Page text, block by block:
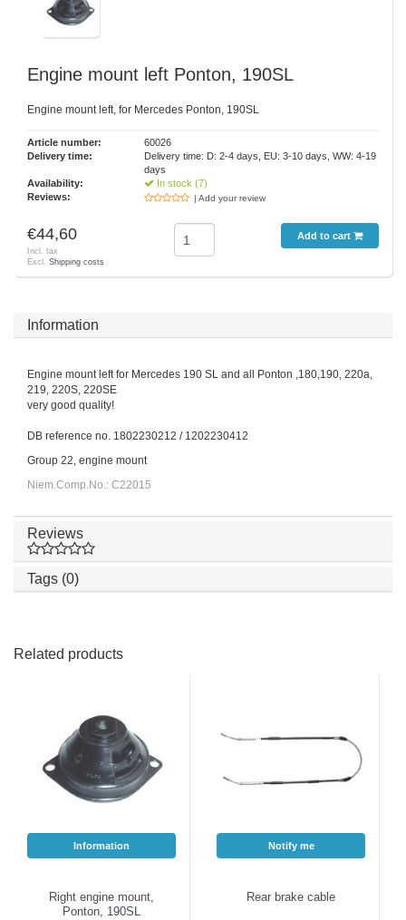
Engine mount left Ponton, 190SL
Engine mount left, for Mercedes Ponton, 190SL
Article number:
60026
Delivery time:
Delivery time: D: 2-4 days, EU: 3-10 days, WW: 4-19
days
Availability:
In stock (7)
Reviews:
| Add your review
€44,60
Incl. tax
Excl. Shipping costs
Add to cart
Information
Engine mount left for Mercedes 190 SL and all Ponton ,180,190, 220a,
219, 220S, 220SE
very good quality!
DB reference no. 1802230212 / 1202230412
Group 22, engine mount
Niem.Comp.No.: C22015
Reviews
Tags (0)
Related products
Information
Right engine mount,
Ponton, 190SL
Notify me
Rear brake cable